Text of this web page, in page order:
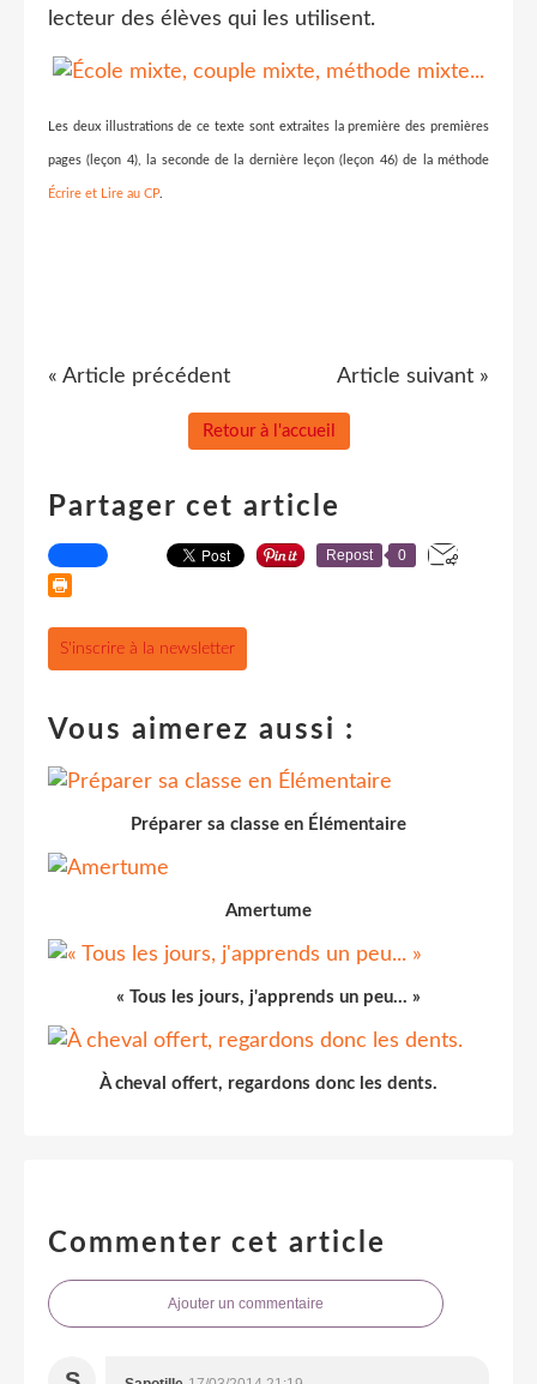
lecteur des élèves qui les utilisent.
Les deux illustrations de ce texte sont extraites la première des premières
pages (leçon 4), la seconde de la dernière leçon (leçon 46) de la méthode
Écrire et Lire au CP.
« Article précédent Article suivant »
Retour à l'accueil
Partager cet article
Repost 0
S'inscrire à la newsletter
Vous aimerez aussi :
Préparer sa classe en Élémentaire
Amertume
« Tous les jours, j'apprends un peu... »
À cheval offert, regardons donc les dents.
Commenter cet article
Ajouter un commentaire